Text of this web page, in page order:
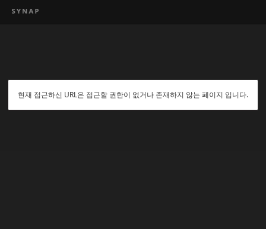
현재 접근하신 URL은 접근할 권한이 없거나 존재하지 않는 페이지 입니다.